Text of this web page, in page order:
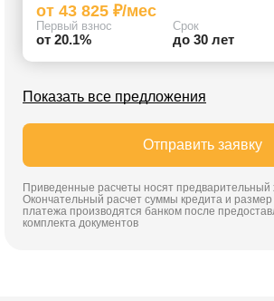
от 43 825 ₽/мес
Первый взнос
от 20.1%
Срок
до 30 лет
Показать все предложения
Отправить заявку
Приведенные расчеты носят предварительный
Окончательный расчет суммы кредита и
платежа производятся банком после
комплекта документов